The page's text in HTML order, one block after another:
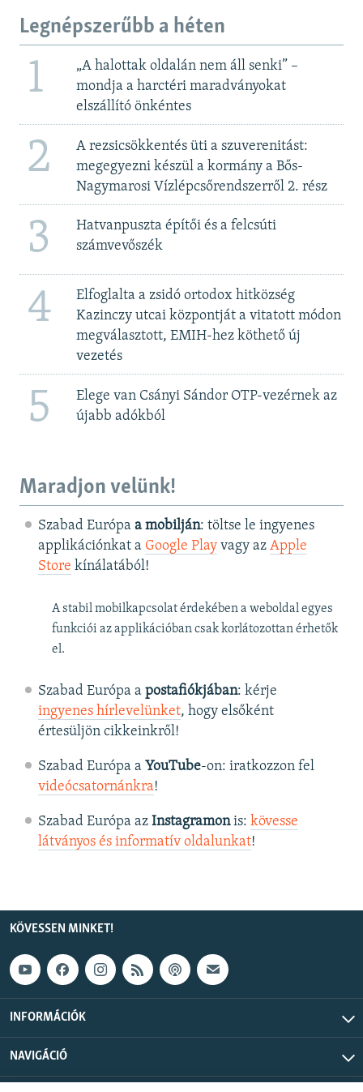
Legnépszerűbb a héten
1
„A halottak oldalán nem áll senki” –
mondja a harctéri maradványokat
elszállító önkéntes
2
A rezsicsökkentés üti a szuverenitást:
megegyezni készül a kormány a Bős-
Nagymarosi Vízlépcsőrendszerről 2. rész
3
Hatvanpuszta építői és a felcsúti
számvevőszék
4
Elfoglalta a zsidó ortodox hitközség
Kazinczy utcai központját a vitatott módon
megválasztott, EMIH-hez köthető új
vezetés
5
Elege van Csányi Sándor OTP-vezérnek az
újabb adókból
Maradjon velünk!
Szabad Európa a mobilján: töltse le ingyenes
applikációnkat a Google Playvagy az Apple
Store kínálatából!
A stabil mobilkapcsolat érdekében a weboldal egyes
funkciói az applikációban csak korlátozottan érhetők
el.
Szabad Európa a postafiókjában: kérje
ingyenes hírlevelünket, hogy elsőként
értesüljön cikkeinkről!
Szabad Európa a YouTube-on: iratkozzon fel
videócsatornánkra!
Szabad Európa az Instagramonis: kövesse
látványos és informatív oldalunkat! ​
KÖVESSEN MINKET!
INFORMÁCIÓK
NAVIGÁCIÓ